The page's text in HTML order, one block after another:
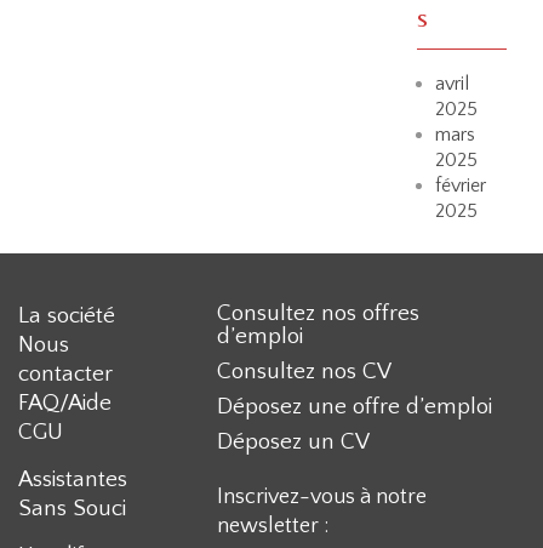
s
avril
2025
mars
2025
février
2025
La société
Nous
contacter
FAQ/Aide
CGU
Assistantes
Sans Souci
Consultez nos offres
d’emploi
Consultez nos CV
Déposez une offre d’emploi
Déposez un CV
Inscrivez-vous à notre
newsletter :